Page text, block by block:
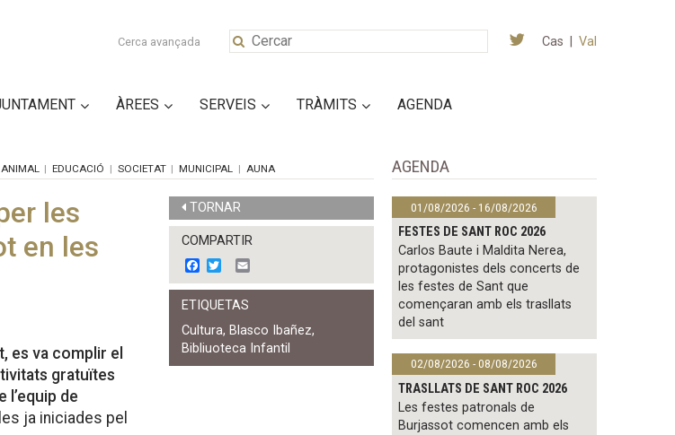
Cerca avançada Cas Val
ÀREES SERVEIS TRÀMITS AGENDA
EDUCACIÓ SOCIETAT MUNICIPAL AUNA
les
en les
es va complir el
gratuïtes
l’equip de
ja iniciades pel
TORNAR
COMPARTIR
F
a
c
e
b
o
o
k
w
i
t
e
r
m
a
ETIQUETAS
Cultura, Blasco Ibañez,
Bibliuoteca Infantil
AGENDA
01/08/2026 - 16/08/2026
FESTES DE SANT ROC 2026
Carlos Baute i Maldita Nerea,
protagonistes dels concerts de
les festes de Sant que
començaran amb els trasllats
del sant
02/08/2026 - 08/08/2026
TRASLLATS DE SANT ROC 2026
Les festes patronals de
Burjassot comencen amb els